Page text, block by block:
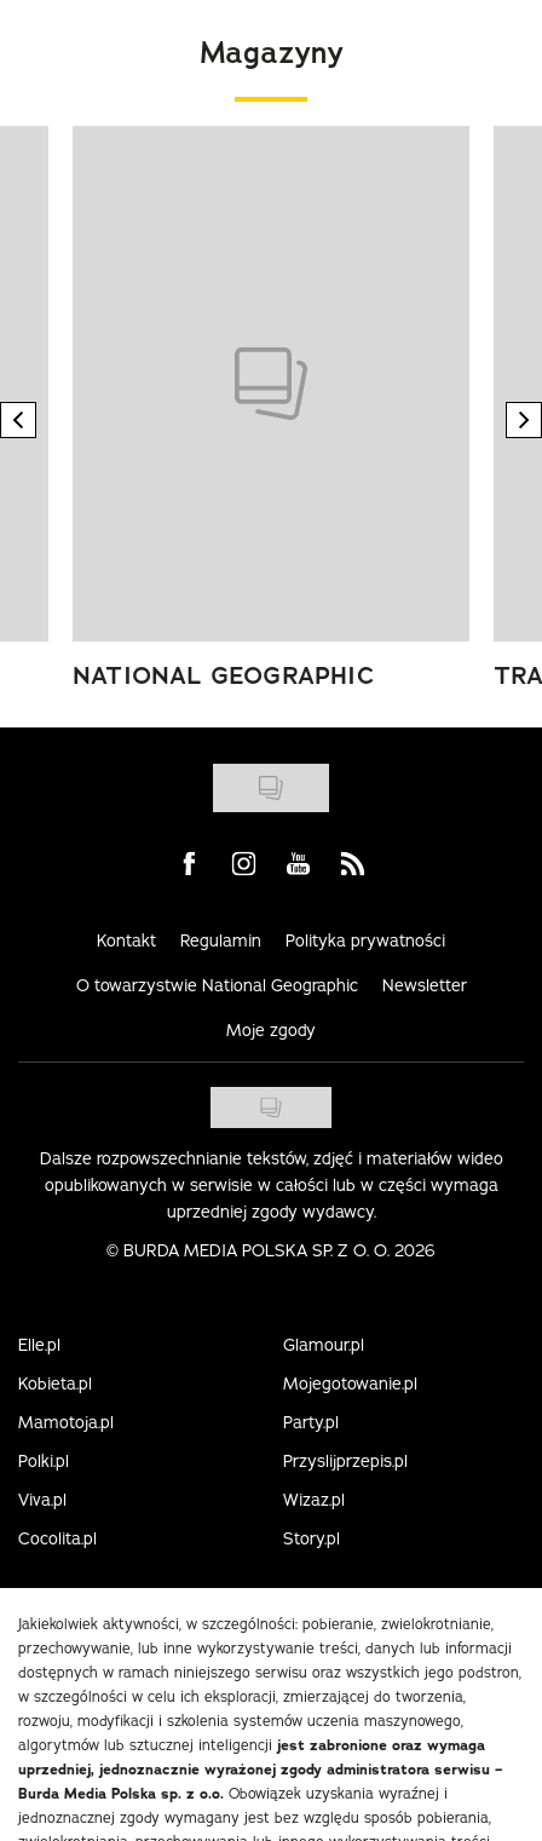
Magazyny
previous element
NATIONAL GEOGRAPHIC
Visit us on Facebook
Visit us on Instagram
Visit us on Youtube
Visit us on Rss
Kontakt Regulamin Polityka prywatności
O towarzystwie National Geographic Newsletter
Moje zgody
Dalsze rozpowszechnianie tekstów, zdjęć i materiałów wideo
opublikowanych w serwisie w całości lub w części wymaga
uprzedniej zgody wydawcy.
© BURDA MEDIA POLSKA SP. Z O. O. 2026
Elle.pl
Glamour.pl
Kobieta.pl
Mojegotowanie.pl
Mamotoja.pl
Party.pl
Polki.pl
Przyslijprzepis.pl
Viva.pl
Wizaz.pl
Cocolita.pl
Story.pl
Jakiekolwiek aktywności, w szczególności: pobieranie, zwielokrotnianie,
przechowywanie, lub inne wykorzystywanie treści, danych lub informacji
dostępnych w ramach niniejszego serwisu oraz wszystkich jego podstron,
w szczególności w celu ich eksploracji, zmierzającej do tworzenia,
rozwoju, modyfikacji i szkolenia systemów uczenia maszynowego,
algorytmów lub sztucznej inteligencji jest zabronione oraz wymaga
uprzedniej, jednoznacznie wyrażonej zgody administratora serwisu –
Burda Media Polska sp. z o.o. Obowiązek uzyskania wyraźnej i
jednoznacznej zgody wymagany jest bez względu sposób pobierania,